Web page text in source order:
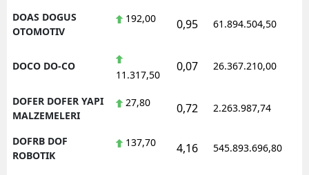
DOAS DOGUS
OTOMOTIV
192,00 0,95 61.894.504,50
DOCO DO-CO
11.317,50
0,07 26.367.210,00
DOFER DOFER YAPI
MALZEMELERI
27,80 0,72 2.263.987,74
DOFRB DOF
ROBOTIK
137,70 4,16 545.893.696,80